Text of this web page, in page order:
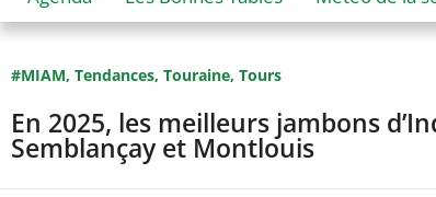
#MIAM, Tendances, Touraine, Tours
En 2025, les meilleurs jambons
Semblançay et Montlouis